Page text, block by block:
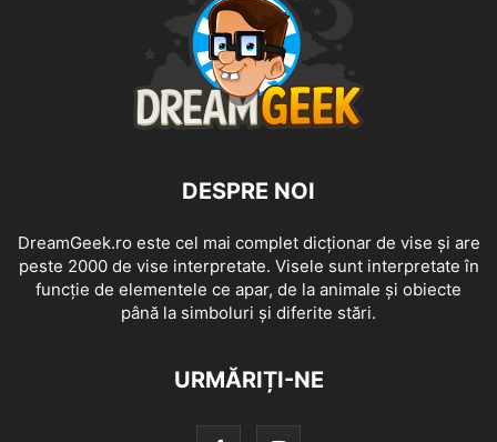
DESPRE NOI
DreamGeek.ro este cel mai complet dicționar de vise și are
peste 2000 de vise interpretate. Visele sunt interpretate în
funcție de elementele ce apar, de la animale și obiecte
până la simboluri și diferite stări.
URMĂRIȚI-NE